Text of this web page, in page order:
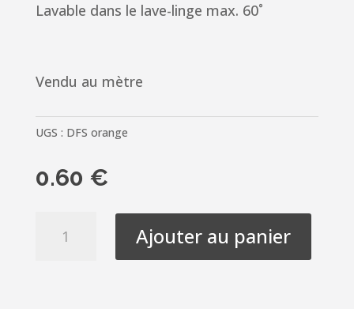
Lavable dans le lave-linge max. 60˚
Vendu au mètre
UGS : DFS orange
0.60 €
Ajouter au panier